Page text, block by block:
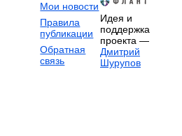
Мои новости
Правила
публикации
Обратная
связь
Идея и
поддержка
проекта —
Дмитрий
Шурупов